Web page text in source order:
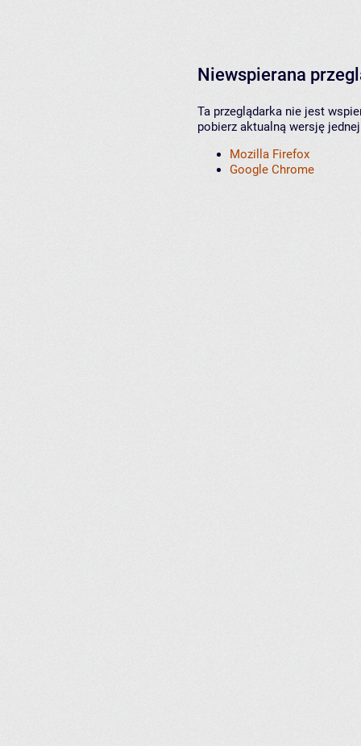
Niewspierana
Ta przeglądarka nie jest
pobierz aktualną wersję
Mozilla Firefox
Google Chrome